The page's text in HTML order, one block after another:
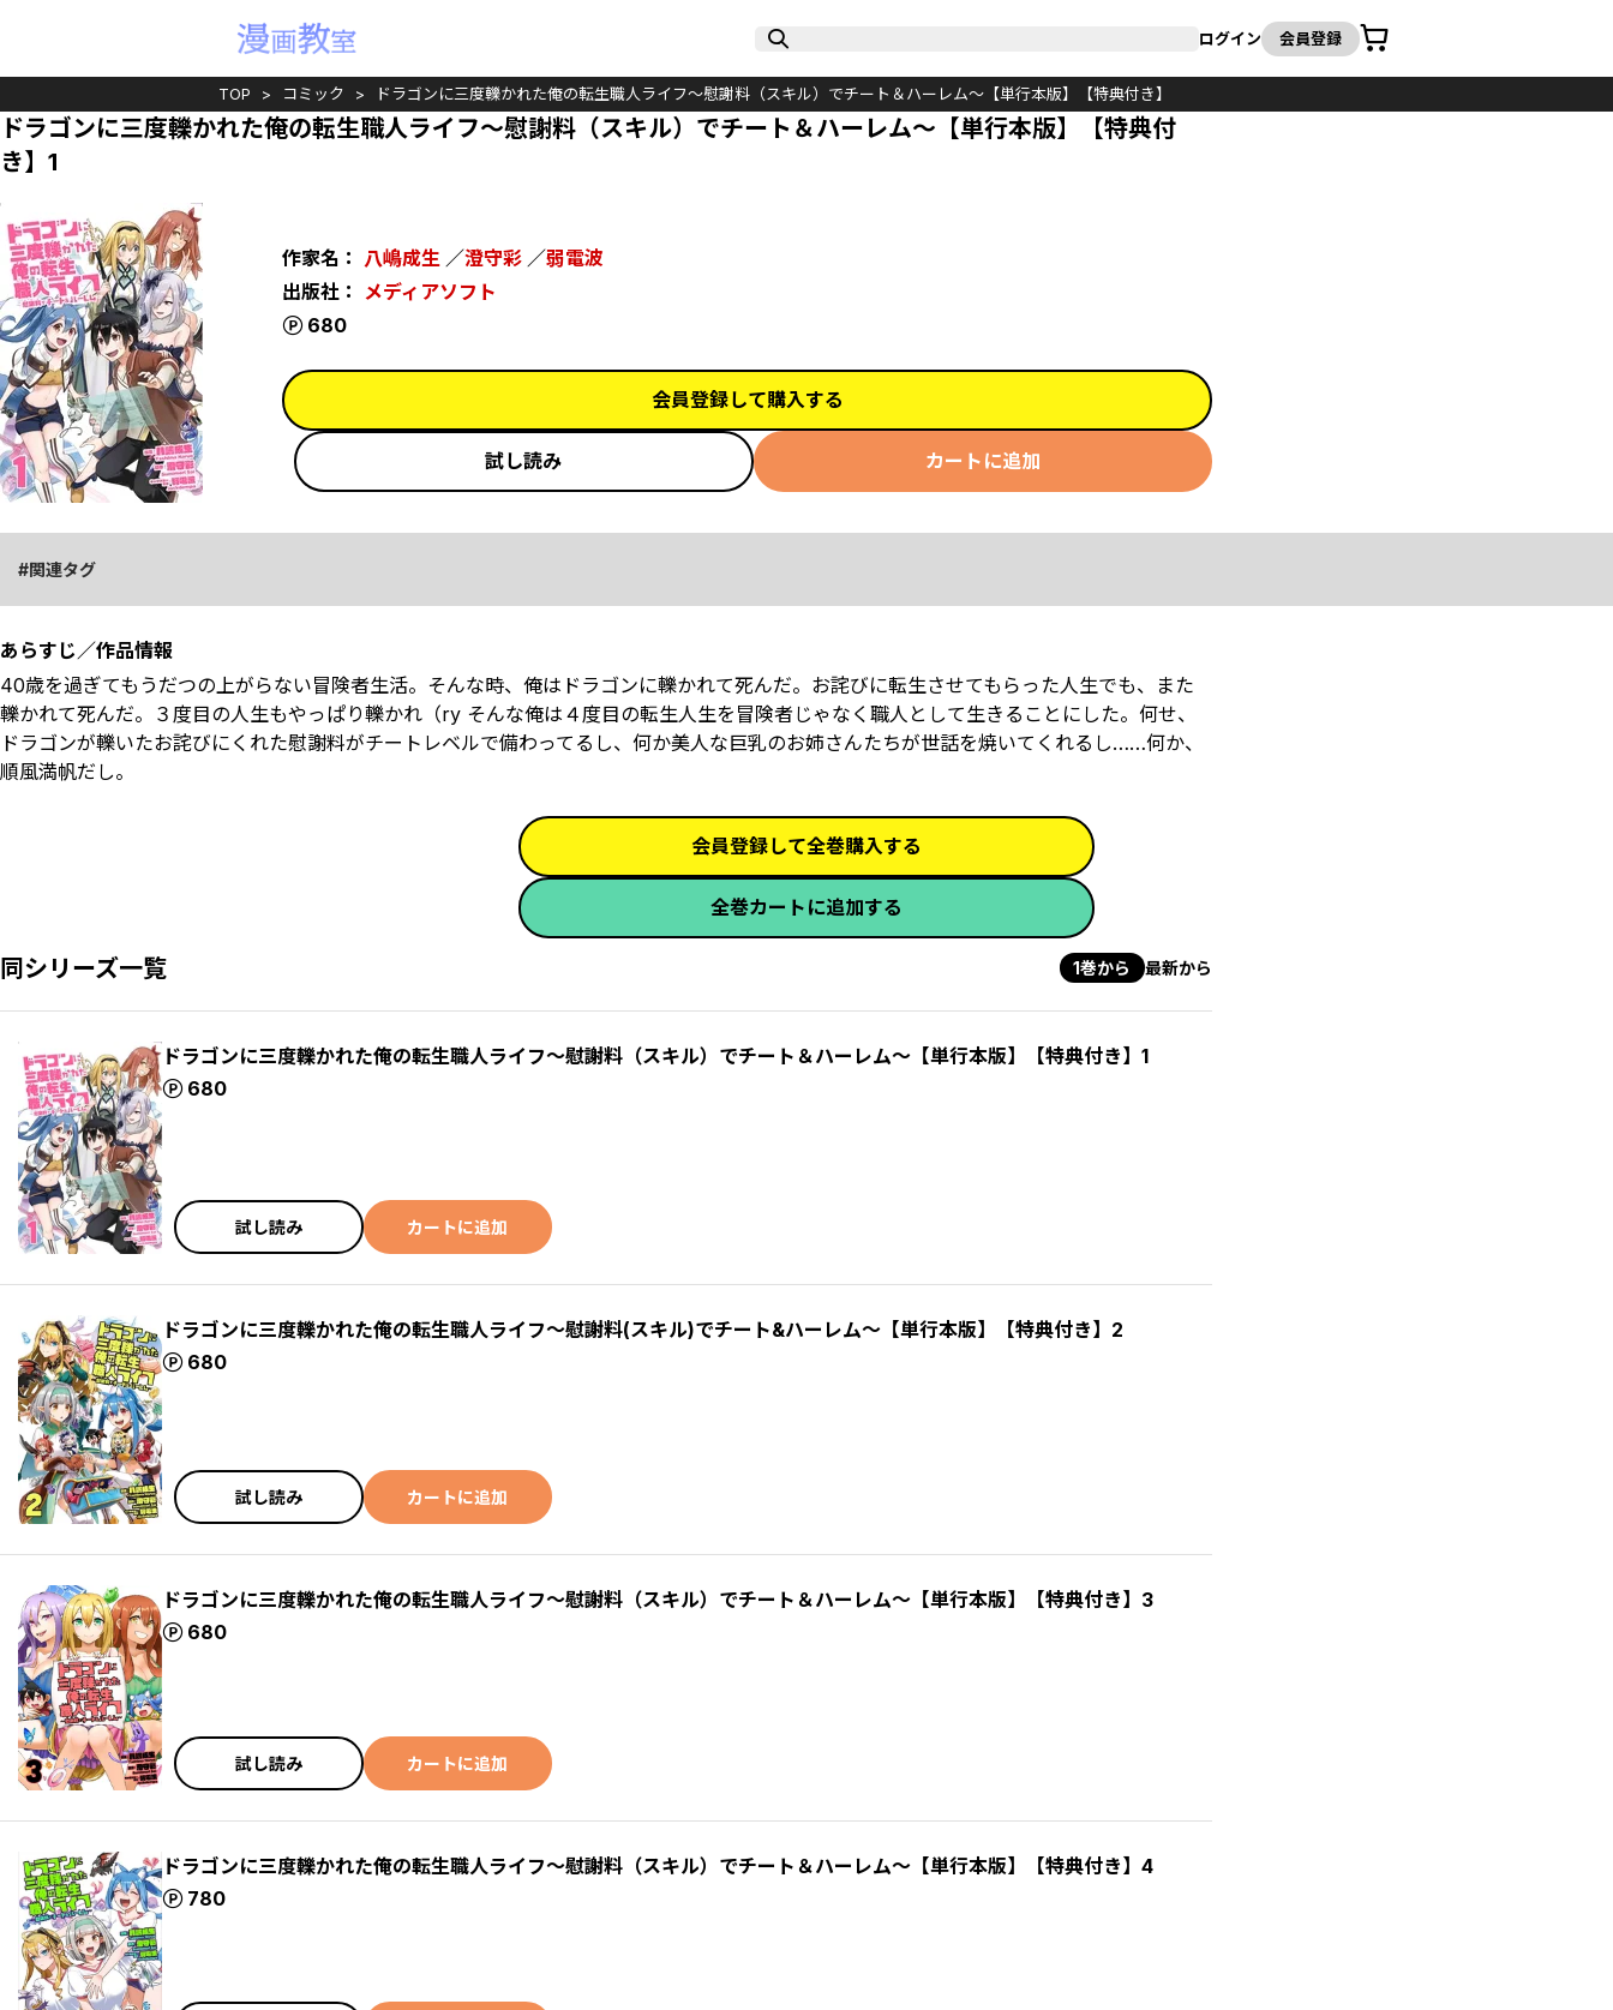
ログイン 会員登録
カート
TOP コミック ドラゴンに三度轢かれた俺の転生職人ライフ～慰謝料（スキル）でチート＆ハーレム～【単行本版】【特典付き】
ドラゴンに三度轢かれた俺の転生職人ライフ～慰謝料（スキル）でチート＆ハーレム～【単行本版】【特典付
き】1
作家名： 八嶋成生 ／澄守彩 ／弱電波
出版社： メディアソフト
680
会員登録して購入する
試し読み カートに追加
関連タグ
あらすじ／作品情報
40歳を過ぎてもうだつの上がらない冒険者生活。そんな時、俺はドラゴンに轢かれて死んだ。お詫びに転生させてもらった人生でも、また
轢かれて死んだ。３度目の人生もやっぱり轢かれ（ry そんな俺は４度目の転生人生を冒険者じゃなく職人として生きることにした。何せ、
ドラゴンが轢いたお詫びにくれた慰謝料がチートレベルで備わってるし、何か美人な巨乳のお姉さんたちが世話を焼いてくれるし……何か、
順風満帆だし。
会員登録して全巻購入する
全巻カートに追加する
同シリーズ一覧 1巻から 最新から
ドラゴンに三度轢かれた俺の転生職人ライフ～慰謝料（スキル）でチート＆ハーレム～【単行本版】【特典付き】1
680
ポイント
試し読み カートに追加
ドラゴンに三度轢かれた俺の転生職人ライフ～慰謝料(スキル)でチート&ハーレム～【単行本版】【特典付き】2
680
ポイント
試し読み カートに追加
ドラゴンに三度轢かれた俺の転生職人ライフ～慰謝料（スキル）でチート＆ハーレム～【単行本版】【特典付き】3
680
ポイント
試し読み カートに追加
ドラゴンに三度轢かれた俺の転生職人ライフ～慰謝料（スキル）でチート＆ハーレム～【単行本版】【特典付き】4
780
ポイント